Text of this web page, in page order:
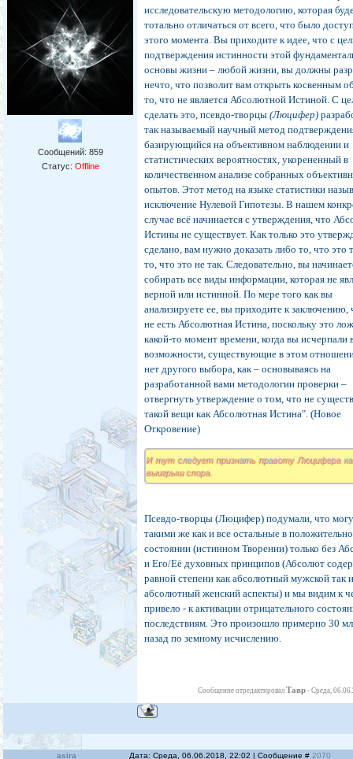
Сообщений: 859
Статус: Offline
исследовательскую методологию, которая
тотально отличаться от всего, что было
этого момента. Вы приходите к идее, что с
подтверждения истинности этой
основы жизни – любой жизни, вы должны
нечто, что позволит вам открыть косвенным
то, что не является Абсолютной Истиной. С
сделать это, псевдо-творцы(Люцифер)
так называемый научный метод
базирующийся на объективном наблюдении и
статистических вероятностях, укорененный в
количественном анализе собранных
опытов. Этот метод на языке статистики
исключение Нулевой Гипотезы. В нашем
случае всё начинается с утверждения, что
Истины не существует. Как только это
сделано, вам нужно доказать либо то, что это
то, что это не так. Следовательно, вы
собирать все виды информации, которая не
верной или истинной. По мере того как вы
анализируете ее, вы приходите к заключению,
не есть Абсолютная Истина, поскольку это
какой-то момент времени, когда вы исчерпали
возможности, существующие в этом
нет другого выбора, как – основываясь на
разработанной вами методологии проверки –
отвергнуть утверждение о том, что не
такой вещи как Абсолютная Истина". (Новое
Откровение)
И тут следует признать правоту Люцифера
выигрыш спора.
Псевдо-творцы (Люцифер) подумали, что
такими же как и все остальные в
состоянии (истинном Творении) только без
и Его/Её духовных принципов (Абсолют
равной степени как абсолютный мужской так
абсолютный женский аспекты) и мы видим к
привело - к активации отрицательного
последствиям. Это произошло примерно 30
назад по земному исчислению.
Сообщение отредактировалТавр -Среда,
asira Дата: Среда, 06.06.2018, 22:02 | Сообщение #2070